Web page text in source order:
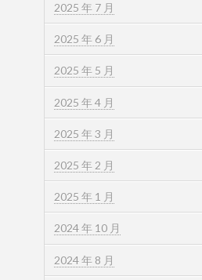
2025 年 7 月
2025 年 6 月
2025 年 5 月
2025 年 4 月
2025 年 3 月
2025 年 2 月
2025 年 1 月
2024 年 10 月
2024 年 8 月